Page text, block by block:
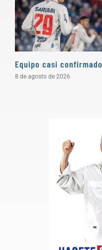
Equipo casi confirmado
8 de agosto de 2026